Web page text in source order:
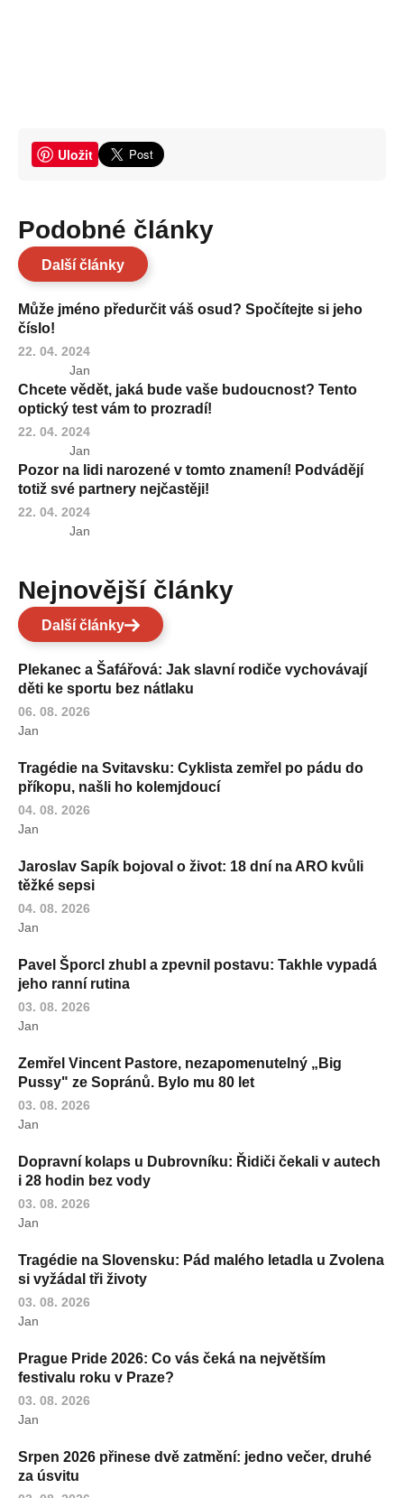
Uložit
Podobné články
Další články
Může jméno předurčit váš osud? Spočítejte si jeho
číslo!
22. 04. 2024
Jan
Chcete vědět, jaká bude vaše budoucnost? Tento
optický test vám to prozradí!
22. 04. 2024
Jan
Pozor na lidi narozené v tomto znamení! Podvádějí
totiž své partnery nejčastěji!
22. 04. 2024
Jan
Nejnovější články
Další články
Plekanec a Šafářová: Jak slavní rodiče vychovávají
děti ke sportu bez nátlaku
06. 08. 2026
Jan
Tragédie na Svitavsku: Cyklista zemřel po pádu do
příkopu, našli ho kolemjdoucí
04. 08. 2026
Jan
Jaroslav Sapík bojoval o život: 18 dní na ARO kvůli
těžké sepsi
04. 08. 2026
Jan
Pavel Šporcl zhubl a zpevnil postavu: Takhle vypadá
jeho ranní rutina
03. 08. 2026
Jan
Zemřel Vincent Pastore, nezapomenutelný „Big
Pussy" ze Sopránů. Bylo mu 80 let
03. 08. 2026
Jan
Dopravní kolaps u Dubrovníku: Řidiči čekali v autech
i 28 hodin bez vody
03. 08. 2026
Jan
Tragédie na Slovensku: Pád malého letadla u Zvolena
si vyžádal tři životy
03. 08. 2026
Jan
Prague Pride 2026: Co vás čeká na největším
festivalu roku v Praze?
03. 08. 2026
Jan
Srpen 2026 přinese dvě zatmění: jedno večer, druhé
za úsvitu